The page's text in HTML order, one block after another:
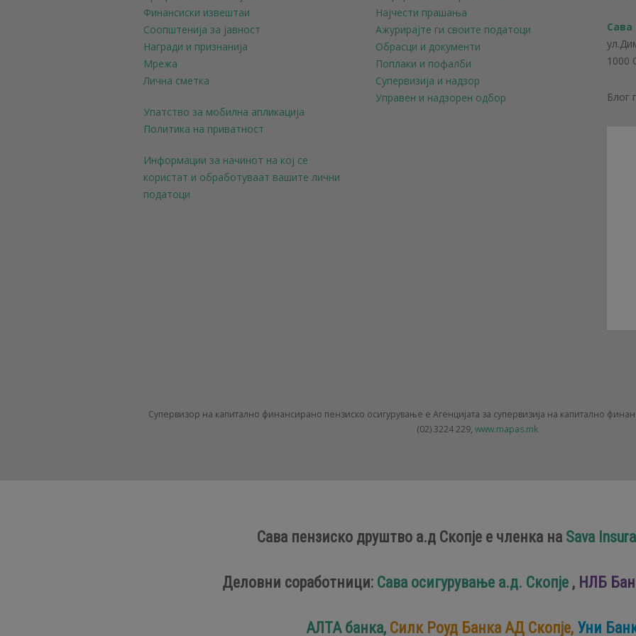
Финансиски извештаи
Соопштенија за јавност
Награди и признанија
Мрежа
Лична сметка
Упатство за мобилна апликација
Политика на приватност
Информации за начинот на кој се
користат и обработуваат вашите лични
податоци
Најчести прашања
Ажурирајте ги своите податоци
Обрасци и документи
Поплаки и пофалби
Супервизија и надзор
Управен и надзорен одбор
Сава
1000
Блог
Супервизор на капитално финансирано пензиско осигурување е Агенцијата за супервизија на капитално
(02) 3224 229, www.mapas.mk
Сава пензиско друштво а.д Скопје е членка на Sava
Деловни соработници: Сава осигурување а.д. Скопје , НЛБ
АЛТА банка, Силк Роуд Банка АД Скопје, Уни